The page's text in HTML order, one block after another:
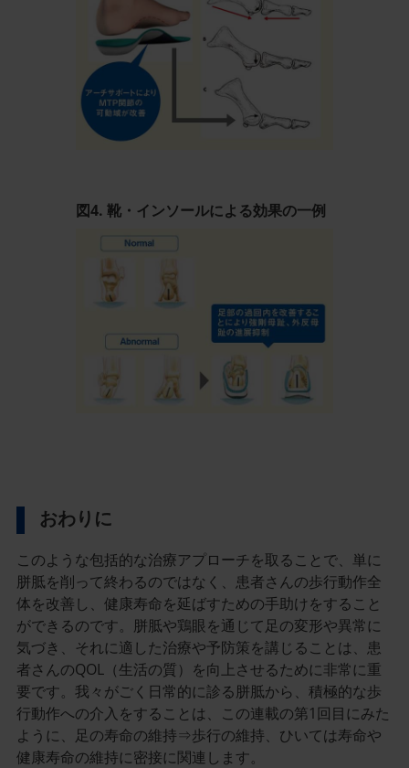
ラ
イ
ン
図4. 靴・インソールによる効果の一例
おわりに
このような包括的な治療アプローチを取ることで、単に
胼胝を削って終わるのではなく、患者さんの歩行動作全
体を改善し、健康寿命を延ばすための手助けをすること
ができるのです。胼胝や鶏眼を通じて足の変形や異常に
気づき、それに適した治療や予防策を講じることは、患
者さんのQOL（生活の質）を向上させるために非常に重
要です。我々がごく日常的に診る胼胝から、積極的な歩
行動作への介入をすることは、この連載の第1回目にみた
ように、足の寿命の維持⇒歩行の維持、ひいては寿命や
健康寿命の維持に密接に関連します。